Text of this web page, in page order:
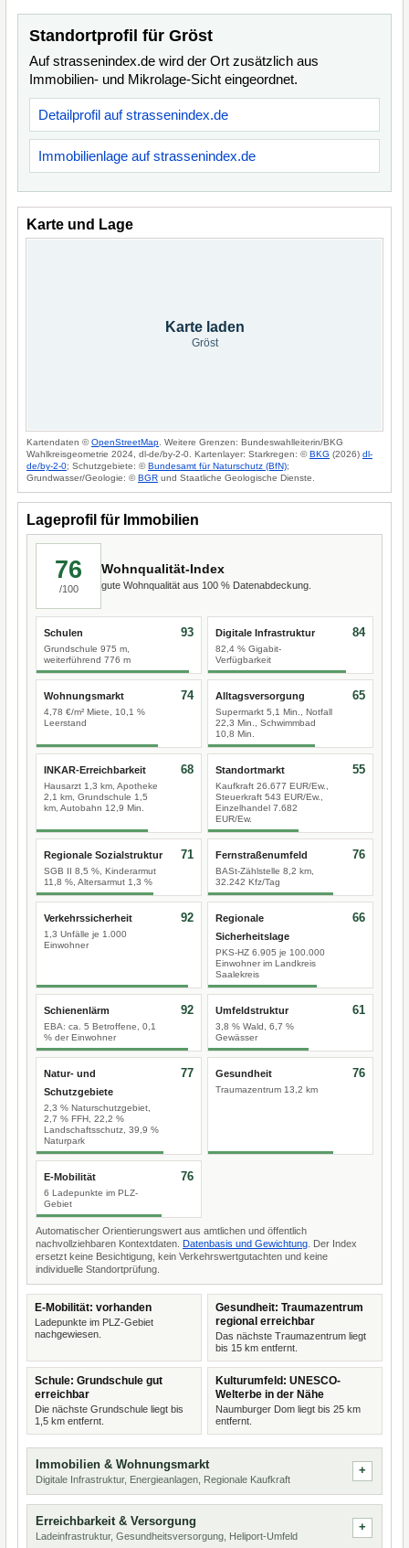
Standortprofil für Gröst
Auf strassenindex.de wird der Ort zusätzlich aus
Immobilien- und Mikrolage-Sicht eingeordnet.
Detailprofil auf strassenindex.de
Immobilienlage auf strassenindex.de
Karte und Lage
Karte laden
Gröst
Kartendaten ©OpenStreetMap . Weitere Grenzen: Bundeswahlleiterin/BKG
Wahlkreisgeometrie 2024, dl-de/by-2-0. Kartenlayer: Starkregen: ©BKG (2026) dl-
de/by-2-0; Schutzgebiete: ©Bundesamt für Naturschutz (BfN);
Grundwasser/Geologie: ©BGR und Staatliche Geologische Dienste.
Lageprofil für Immobilien
76
/100
Wohnqualität-Index
gute Wohnqualität aus 100 % Datenabdeckung.
Schulen
Grundschule 975 m,
weiterführend 776 m
93 Digitale Infrastruktur
82,4 % Gigabit-
Verfügbarkeit
84
Wohnungsmarkt
4,78 €/m² Miete, 10,1 %
Leerstand
74 Alltagsversorgung
Supermarkt 5,1 Min., Notfall
22,3 Min., Schwimmbad
10,8 Min.
65
INKAR-Erreichbarkeit
Hausarzt 1,3 km, Apotheke
2,1 km, Grundschule 1,5
km, Autobahn 12,9 Min.
68 Standortmarkt
Kaufkraft 26.677 EUR/Ew.,
Steuerkraft 543 EUR/Ew.,
Einzelhandel 7.682
EUR/Ew.
55
Regionale Sozialstruktur
SGB II 8,5 %, Kinderarmut
11,8 %, Altersarmut 1,3 %
71 Fernstraßenumfeld
BASt-Zählstelle 8,2 km,
32.242 Kfz/Tag
76
Verkehrssicherheit
1,3 Unfälle je 1.000
Einwohner
92
Regionale
Sicherheitslage
PKS-HZ 6.905 je 100.000
Einwohner im Landkreis
Saalekreis
66
Schienenlärm
EBA: ca. 5 Betroffene, 0,1
% der Einwohner
92 Umfeldstruktur
3,8 % Wald, 6,7 %
Gewässer
61
Natur- und
Schutzgebiete
2,3 % Naturschutzgebiet,
2,7 % FFH, 22,2 %
Landschaftsschutz, 39,9 %
Naturpark
77 Gesundheit
Traumazentrum 13,2 km
76
E-Mobilität
6 Ladepunkte im PLZ-
Gebiet
76
Automatischer Orientierungswert aus amtlichen und öffentlich
nachvollziehbaren Kontextdaten. Datenbasis und Gewichtung . Der Index
ersetzt keine Besichtigung, kein Verkehrswertgutachten und keine
individuelle Standortprüfung.
E-Mobilität: vorhanden
Ladepunkte im PLZ-Gebiet
nachgewiesen.
Gesundheit: Traumazentrum
regional erreichbar
Das nächste Traumazentrum liegt
bis 15 km entfernt.
Schule: Grundschule gut
erreichbar
Die nächste Grundschule liegt bis
1,5 km entfernt.
Kulturumfeld: UNESCO-
Welterbe in der Nähe
Naumburger Dom liegt bis 25 km
entfernt.
Immobilien & Wohnungsmarkt
Digitale Infrastruktur, Energieanlagen, Regionale Kaufkraft
Erreichbarkeit & Versorgung
Ladeinfrastruktur, Gesundheitsversorgung, Heliport-Umfeld